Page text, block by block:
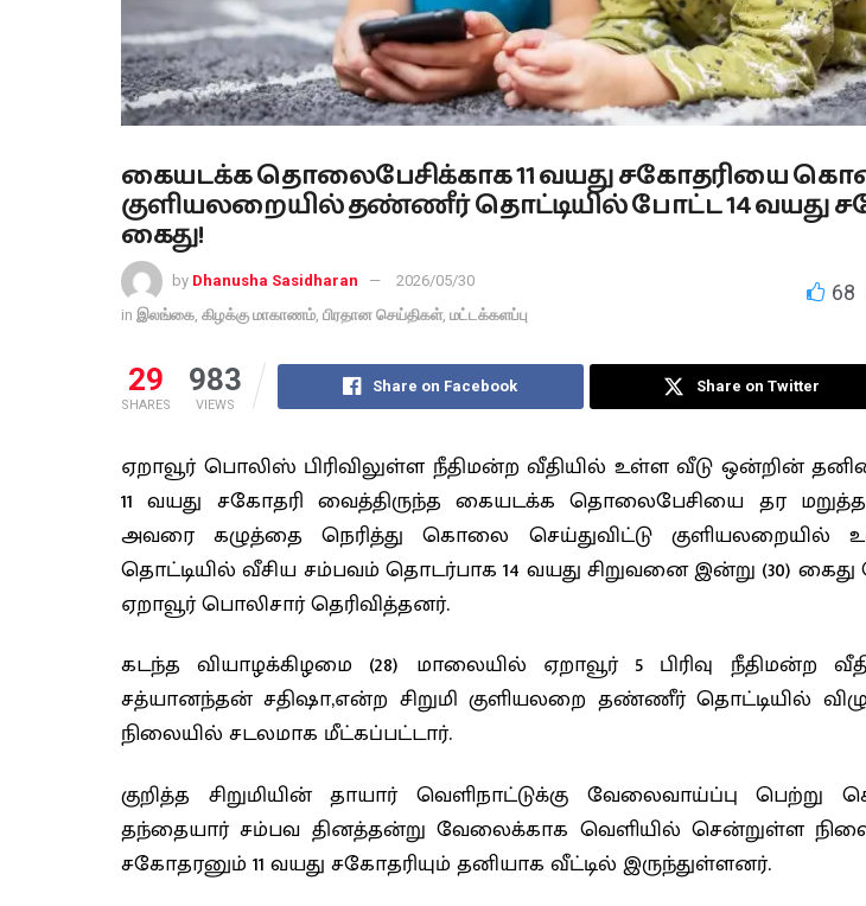
கையடக்க தொலைபேசிக்காக 11 வயது சகோதரியை
குளியலறையில் தண்ணீர் தொட்டியில் போட்ட 14 வயது
கைது!
by Dhanusha Sasidharan
2026/05/30
in இலங்கை கிழக்கு மாகாணம் பிரதான செய்திகள், மட்டக்களப்பு
68
29
SHARES
983
VIEWS
Share on Facebook Share on Twitter
ஏறாவூர் பொலிஸ் பிரிவிலுள்ள நீதிமன்ற வீதியில் உள்ள வீடு ஒன்றின்
11 வயது சகோதரி வைத்திருந்த கையடக்க தொலைபேசியை தர
அவரை கழுத்தை நெரித்து கொலை செய்துவிட்டு
தொட்டியில் வீசிய சம்பவம் தொடர்பாக 14 வயது சிறுவனை இன்று (30)
ஏறாவூர் பொலிசார் தெரிவித்தனர்.
கடந்த வியாழக்கிழமை (28) மாலையில் ஏறாவூர் 5 பிரிவு நீதிமன்ற
சத்யானந்தன் சதிஷா,என்ற சிறுமி குளியலறை தண்ணீர் தொட்டியில்
நிலையில் சடலமாக மீட்கப்பட்டார்.
குறித்த சிறுமியின் தாயார் வெளிநாட்டுக்கு வேலைவாய்ப்பு பெற்று
தந்தையார் சம்பவ தினத்தன்று வேலைக்காக வெளியில் சென்றுள்ள
சகோதரனும் 11 வயது சகோதரியும் தனியாக வீட்டில் இருந்துள்ளனர்.